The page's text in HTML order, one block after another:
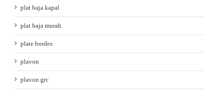
plat baja kapal
plat baja murah
plate bordes
plavon
plavon grc